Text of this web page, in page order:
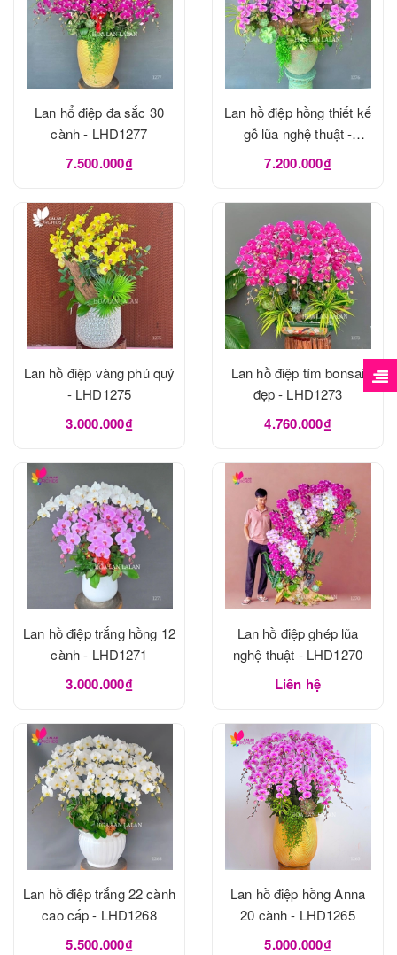
Lan hổ điệp đa sắc 30
cành - LHD1277
7.500.000₫
Lan hồ điệp hồng thiết kế
gỗ lũa nghệ thuật -
LHD1273
7.200.000₫
Lan hồ điệp vàng phú quý
- LHD1275
3.000.000₫
Lan hồ điệp tím bonsai
đẹp - LHD1273
4.760.000₫
Lan hồ điệp trắng hồng 12
cành - LHD1271
3.000.000₫
Lan hồ điệp ghép lũa
nghệ thuật - LHD1270
Liên hệ
Lan hồ điệp trắng 22 cành
cao cấp - LHD1268
5.500.000₫
Lan hồ điệp hồng Anna
20 cành - LHD1265
5.000.000₫